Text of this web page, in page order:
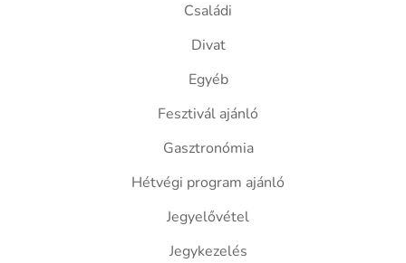
Családi
Divat
Egyéb
Fesztivál ajánló
Gasztronómia
Hétvégi program ajánló
Jegyelővétel
Jegykezelés